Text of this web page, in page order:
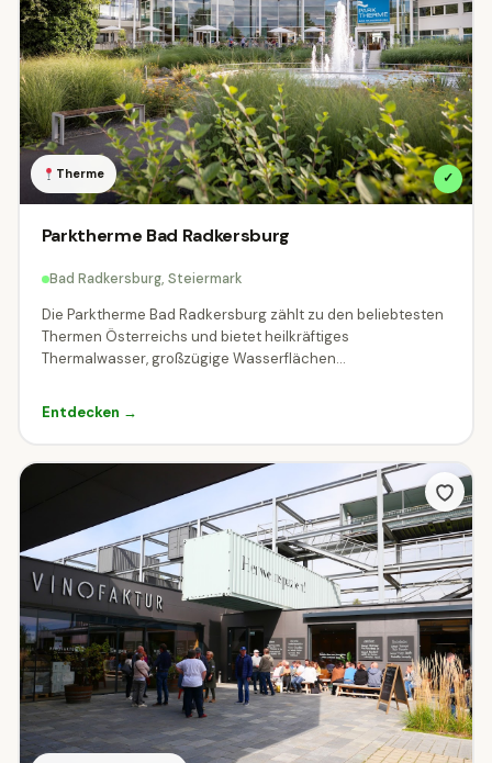
Therme ✓
Parktherme Bad Radkersburg
Bad Radkersburg, Steiermark
Die Parktherme Bad Radkersburg zählt zu den beliebtesten
Thermen Österreichs und bietet heilkräftiges
Thermalwasser, großzügige Wasserflächen...
Entdecken →